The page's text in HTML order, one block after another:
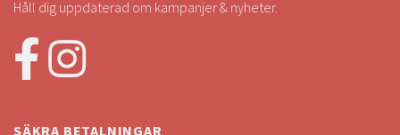
Håll dig uppdaterad om kampanjer & nyheter.
SÄKRA BETALNINGAR